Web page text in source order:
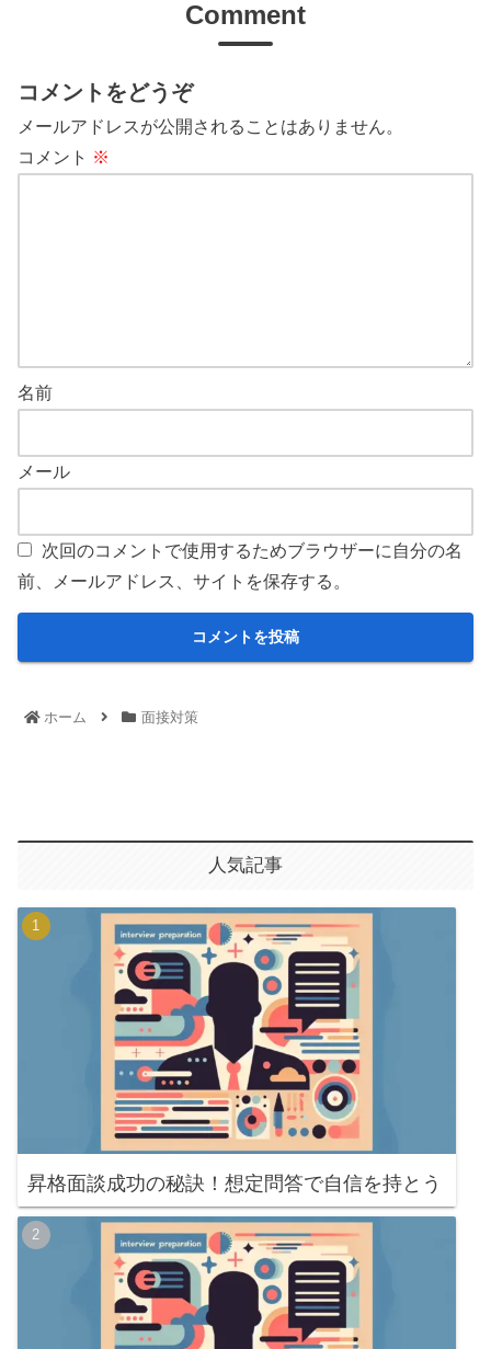
Comment
コメントをどうぞ
メールアドレスが公開されることはありません。
コメント ※
名前
メール
次回のコメントで使用するためブラウザーに自分の名
前、メールアドレス、サイトを保存する。
ホーム 面接対策
人気記事
昇格面談成功の秘訣！想定問答で自信を持とう